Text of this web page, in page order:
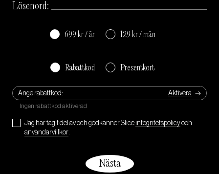
Lösenord:
699 kr / år 129 kr / mån
Rabattkod Presentkort
Ange rabattkod:
Jag har tagit del av och godkänner Slice integritetspolicyoch
användarvillkor.